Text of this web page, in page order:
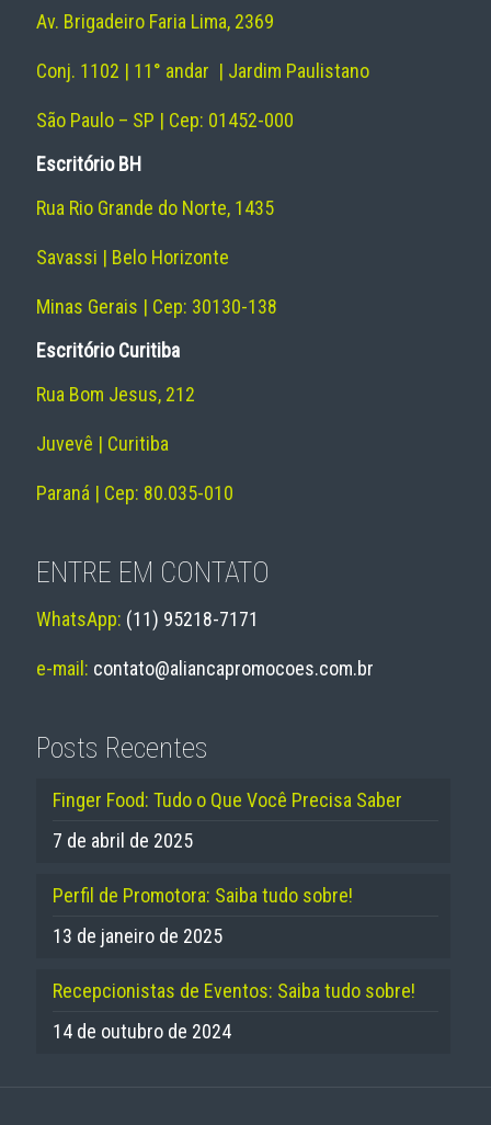
Av. Brigadeiro Faria Lima, 2369
Conj. 1102 | 11° andar | Jardim Paulistano
São Paulo – SP | Cep: 01452-000
Escritório BH
Rua Rio Grande do Norte, 1435
Savassi | Belo Horizonte
Minas Gerais | Cep: 30130-138
Escritório Curitiba
Rua Bom Jesus, 212
Juvevê | Curitiba
Paraná | Cep: 80.035-010
ENTRE EM CONTATO
WhatsApp: (11) 95218-7171
e-mail: contato@aliancapromocoes.com.br
Posts Recentes
Finger Food: Tudo o Que Você Precisa Saber
7 de abril de 2025
Perfil de Promotora: Saiba tudo sobre!
13 de janeiro de 2025
Recepcionistas de Eventos: Saiba tudo sobre!
14 de outubro de 2024